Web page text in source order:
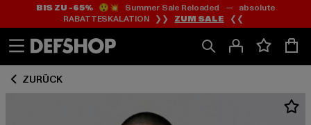
Zum
Inhalt
springen
Zum
Fußzeile
springen
BIS ZU -65%😲💥 Summer Sale Reloaded — absolute
RABATTESKALATION ❯❯ ZUM SALE ❮❮
ZURÜCK